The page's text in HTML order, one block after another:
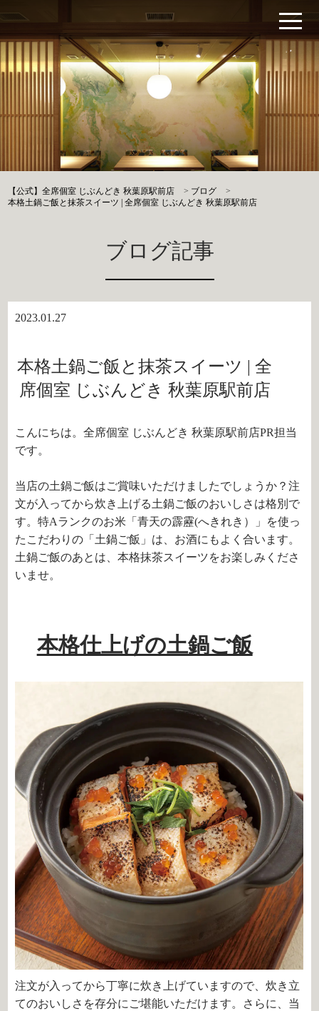
【公式】全席個室 じぶんどき 秋葉原駅前店 > ブログ
>
本格土鍋ご飯と抹茶スイーツ | 全席個室 じぶんどき 秋葉原駅前店
ブログ記事
2023.01.27
本格土鍋ご飯と抹茶スイーツ | 全
席個室 じぶんどき 秋葉原駅前店
こんにちは。全席個室 じぶんどき 秋葉原駅前店PR担当
です。
当店の土鍋ご飯はご賞味いただけましたでしょうか？注
文が入ってから炊き上げる土鍋ご飯のおいしさは格別で
す。特Aランクのお米「青天の霹靂(へきれき）」を使っ
たこだわりの「土鍋ご飯」は、お酒にもよく合います。
土鍋ご飯のあとは、本格抹茶スイーツをお楽しみくださ
いませ。
本格仕上げの土鍋ご飯
注文が入ってから丁寧に炊き上げていますので、炊き立
てのおいしさを存分にご堪能いただけます。さらに、当